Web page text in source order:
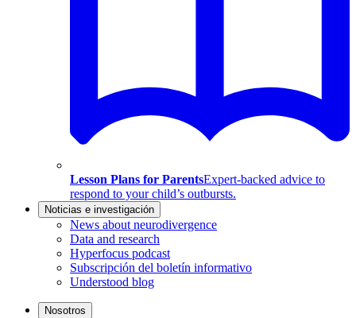
Lesson Plans for ParentsExpert-backed advice to
respond to your child’s outbursts.
Noticias e investigación
News about neurodivergence
Data and research
Hyperfocus podcast
Subscripción del boletín informativo
Understood blog
Nosotros